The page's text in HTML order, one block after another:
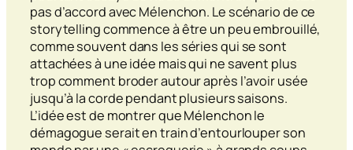
pas d’accord avec Mélenchon. Le scénario de ce
storytellingcommence à être un peu embrouillé,
comme souvent dans les séries qui se sont
attachées à une idée mais qui ne savent plus
trop comment broder autour après l’avoir usée
jusqu’à la corde pendant plusieurs saisons.
L’idée est de montrer que Mélenchon le
démagogue serait en train d’entourlouper son